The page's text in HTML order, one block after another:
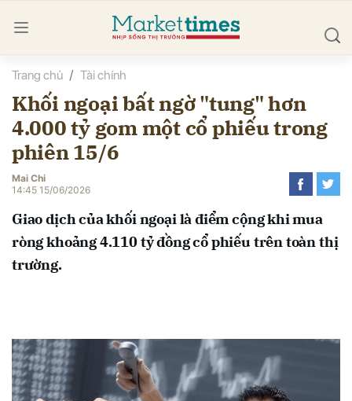
Trang chủ Tài chính
Khối ngoại bất ngờ "tung" hơn
4.000 tỷ gom một cổ phiếu trong
phiên 15/6
Mai Chi
14:45 15/06/2026
Giao dịch của khối ngoại là điểm cộng khi mua
ròng khoảng 4.110 tỷ đồng cổ phiếu trên toàn thị
trường.
luận
Hủy